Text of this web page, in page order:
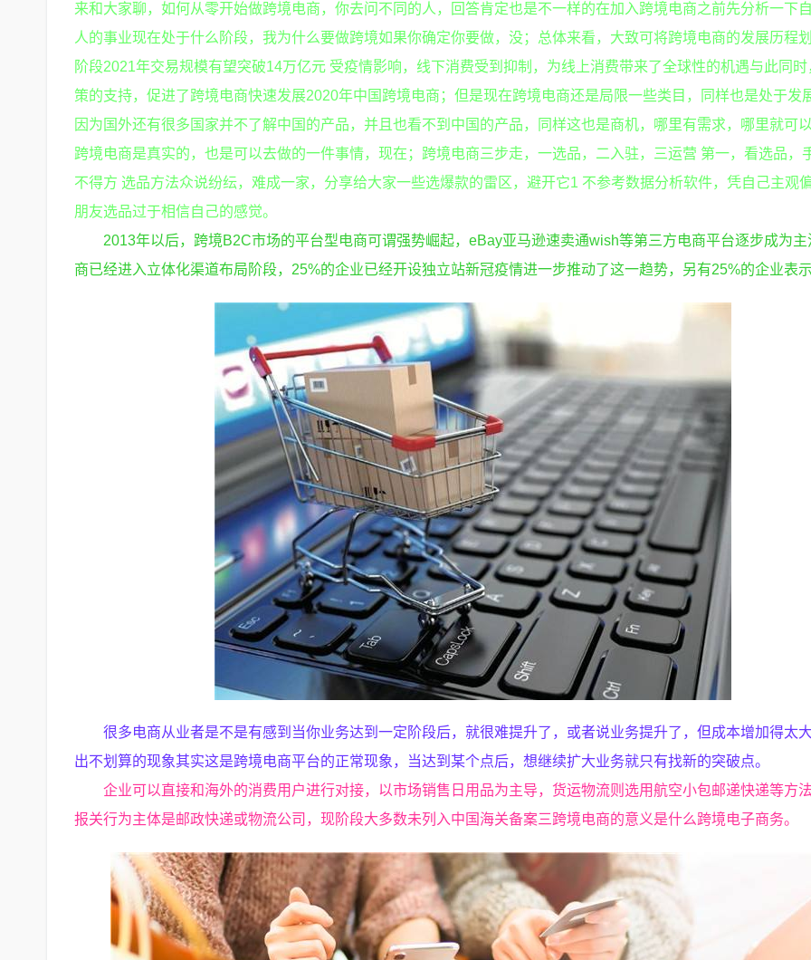
来和大家聊，如何从零开始做跨境电商，你去问不同的人，回答肯定也是不一样的在加入跨境电商之前先分析一下
人的事业现在处于什么阶段，我为什么要做跨境如果你确定你要做，没；总体来看，大致可将跨境电商的发展历程
阶段2021年交易规模有望突破14万亿元 受疫情影响，线下消费受到抑制，为线上消费带来了全球性的机遇与此同
策的支持，促进了跨境电商快速发展2020年中国跨境电商；但是现在跨境电商还是局限一些类目，同样也是处于发
因为国外还有很多国家并不了解中国的产品，并且也看不到中国的产品，同样这也是商机，哪里有需求，哪里就可
跨境电商是真实的，也是可以去做的一件事情，现在；跨境电商三步走，一选品，二入驻，三运营 第一，看选品，
不得方 选品方法众说纷纭，难成一家，分享给大家一些选爆款的雷区，避开它1 不参考数据分析软件，凭自己主观
朋友选品过于相信自己的感觉。
2013年以后，跨境B2C市场的平台型电商可谓强势崛起，eBay亚马逊速卖通wish等第三方电商平台逐步成为主
商已经进入立体化渠道布局阶段，25%的企业已经开设独立站新冠疫情进一步推动了这一趋势，另有25%的企业表示
很多电商从业者是不是有感到当你业务达到一定阶段后，就很难提升了，或者说业务提升了，但成本增加得太
出不划算的现象其实这是跨境电商平台的正常现象，当达到某个点后，想继续扩大业务就只有找新的突破点。
企业可以直接和海外的消费用户进行对接，以市场销售日用品为主导，货运物流则选用航空小包邮递快递等方
报关行为主体是邮政快递或物流公司，现阶段大多数未列入中国海关备案三跨境电商的意义是什么跨境电子商务。